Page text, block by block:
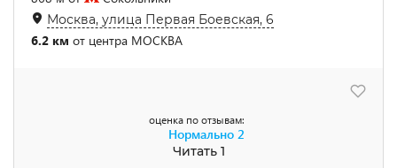
Москва, улица Первая Боевская, 6
6.2 км от центра МОСКВА
оценка по отзывам:
Нормально 2
Читать 1